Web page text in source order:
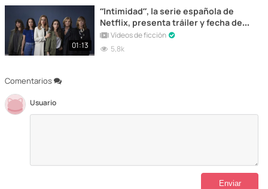
Comentarios
Usuario
01:13
“Intimidad”, la serie española de
Netflix, presenta tráiler y fecha de
estreno
Vídeos de ficción
5,8k